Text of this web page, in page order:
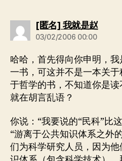
[匿名] 我就是赵说：
03/02/2006 00:00
哈哈，首先得向你申明，我
一书，可这并不是一本关
于哲学的书，不知道你是
就在胡言乱语？
你说：“我要说的“民科”比
“游离于公共知识体系之外
们为科学研究人员，因为